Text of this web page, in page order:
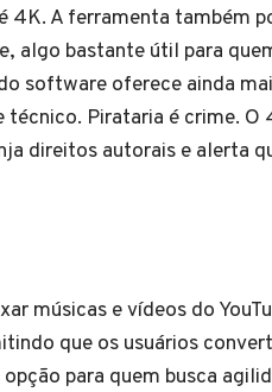
4K. A ferramenta também
algo bastante útil para
software oferece ainda
Pirataria é crime. O
direitos autorais e alerta
músicas e vídeos do
que os usuários
para quem busca